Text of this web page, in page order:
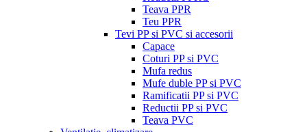
Teava PPR
Teu PPR
Tevi PP si PVC si accesorii
Capace
Coturi PP si PVC
Mufa redus
Mufe duble PP si PVC
Ramificatii PP si PVC
Reductii PP si PVC
Teava PVC